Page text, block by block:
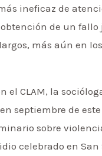
ineficaz de
de un fallo
más aún en
el CLAM, la
septiembre de
sobre
celebrado en San